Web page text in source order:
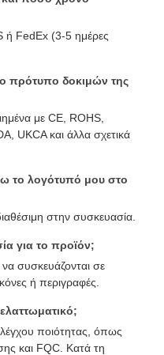
ή FedEx (3-5 ημέρες
πρότυπο δοκιμών της
με CE, ROHS,
UKCA και άλλα σχετικά
το λογότυπό μου στο
στην συσκευασία.
για το προϊόν;
συσκευάζονται σε
ή περιγραφές.
ποιότητας, όπως
και FQC. Κατά τη